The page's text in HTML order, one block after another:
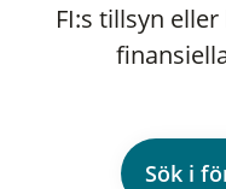
FI:s tillsyn
Sök i